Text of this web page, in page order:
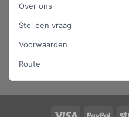
Over ons
Stel een vraag
Voorwaarden
Route
Visa